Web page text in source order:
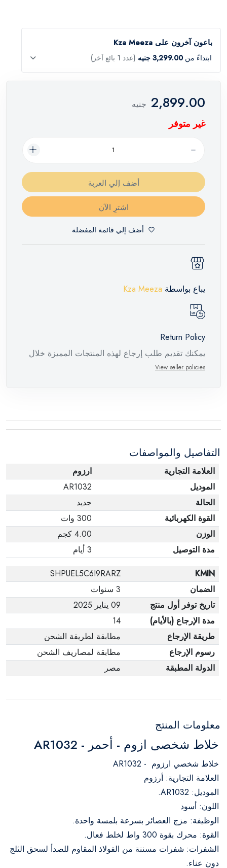
باعون آخرون على Kza Meeza
ابتداءً من 3,299.00 جنيه (عدد 1 بائع آخر)
2,899.00 جنيه
غير متوفر
أضف إلي العربة
اشترِ الآن
أضف إلي قائمة المفضلة
يباع بواسطة Kza Meeza
Return Policy
يمكنك تقديم طلب إرجاع لهذه المنتجات المميزة خلال
عبوته الأصلية. لاحظ أنه لا يمكن إرجاع المنتجات
وفي عبواتها الأصلية.
View seller policies
التفاصيل والمواصفات
العلامة التجارية
ارزوم
الموديل
AR1032
الحالة
جديد
القوة الكهربائية
300 وات
الوزن
4.00 كجم
مدة التوصيل
3 أيام
KMIN
SHPUEL5C6I9RARZ
الضمان
3 سنوات
تاريخ توفر أول منتج
09 يناير 2025
مدة الإرجاع (بالأيام)
14
طريقة الإرجاع
مطابقة لطريقة الشحن
رسوم الإرجاع
مطابقة لمصاريف الشحن
الدولة المطبقة
مصر
معلومات المنتج
خلاط شخصى ازوم - أحمر - AR1032
خلاط شخصي ارزوم - AR1032
العلامة التجارية: أرزوم
الموديل: AR1032.
اللون: أسود
الوظيفة: مزج العصائر بسرعة بلمسة واحدة.
القوة: محرك بقوة 300 واط لخلط فعال.
الشفرات: شفرات مسننة من الفولاذ المقاوم للصدأ لسحق الثلج
دون عناء.